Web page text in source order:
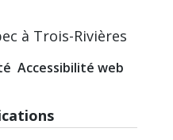
à Trois-Rivières
Accessibilité web